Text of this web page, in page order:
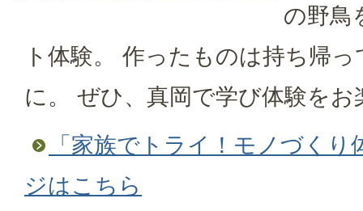
の野鳥
ト体験。 作ったものは持ち帰
に。 ぜひ、真岡で学び体験を
「家族でトライ！モノづく
ジはこちら